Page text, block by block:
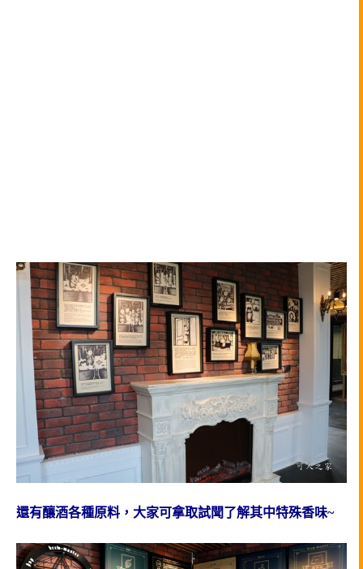
還有釀酒各種原料，大家可拿取試聞了解其中特殊香味~